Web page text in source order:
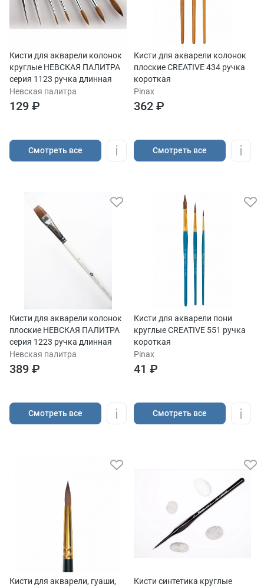
Кисти для акварели колонок
круглые НЕВСКАЯ ПАЛИТРА
серия 1123 ручка длинная
Невская палитра
129 ₽
Cмотреть все
Кисти для акварели колонок
плоские CREATIVE 434 ручка
короткая
Pinax
362 ₽
Cмотреть все
Кисти для акварели колонок
плоские НЕВСКАЯ ПАЛИТРА
серия 1223 ручка длинная
Невская палитра
389 ₽
Cмотреть все
Кисти для акварели пони
круглые CREATIVE 551 ручка
короткая
Pinax
41 ₽
Cмотреть все
Кисти для акварели, гуаши,
Кисти синтетика круглые